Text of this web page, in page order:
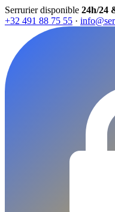
Serrurier disponible 24h/24
+32 491 88 75 55 ·